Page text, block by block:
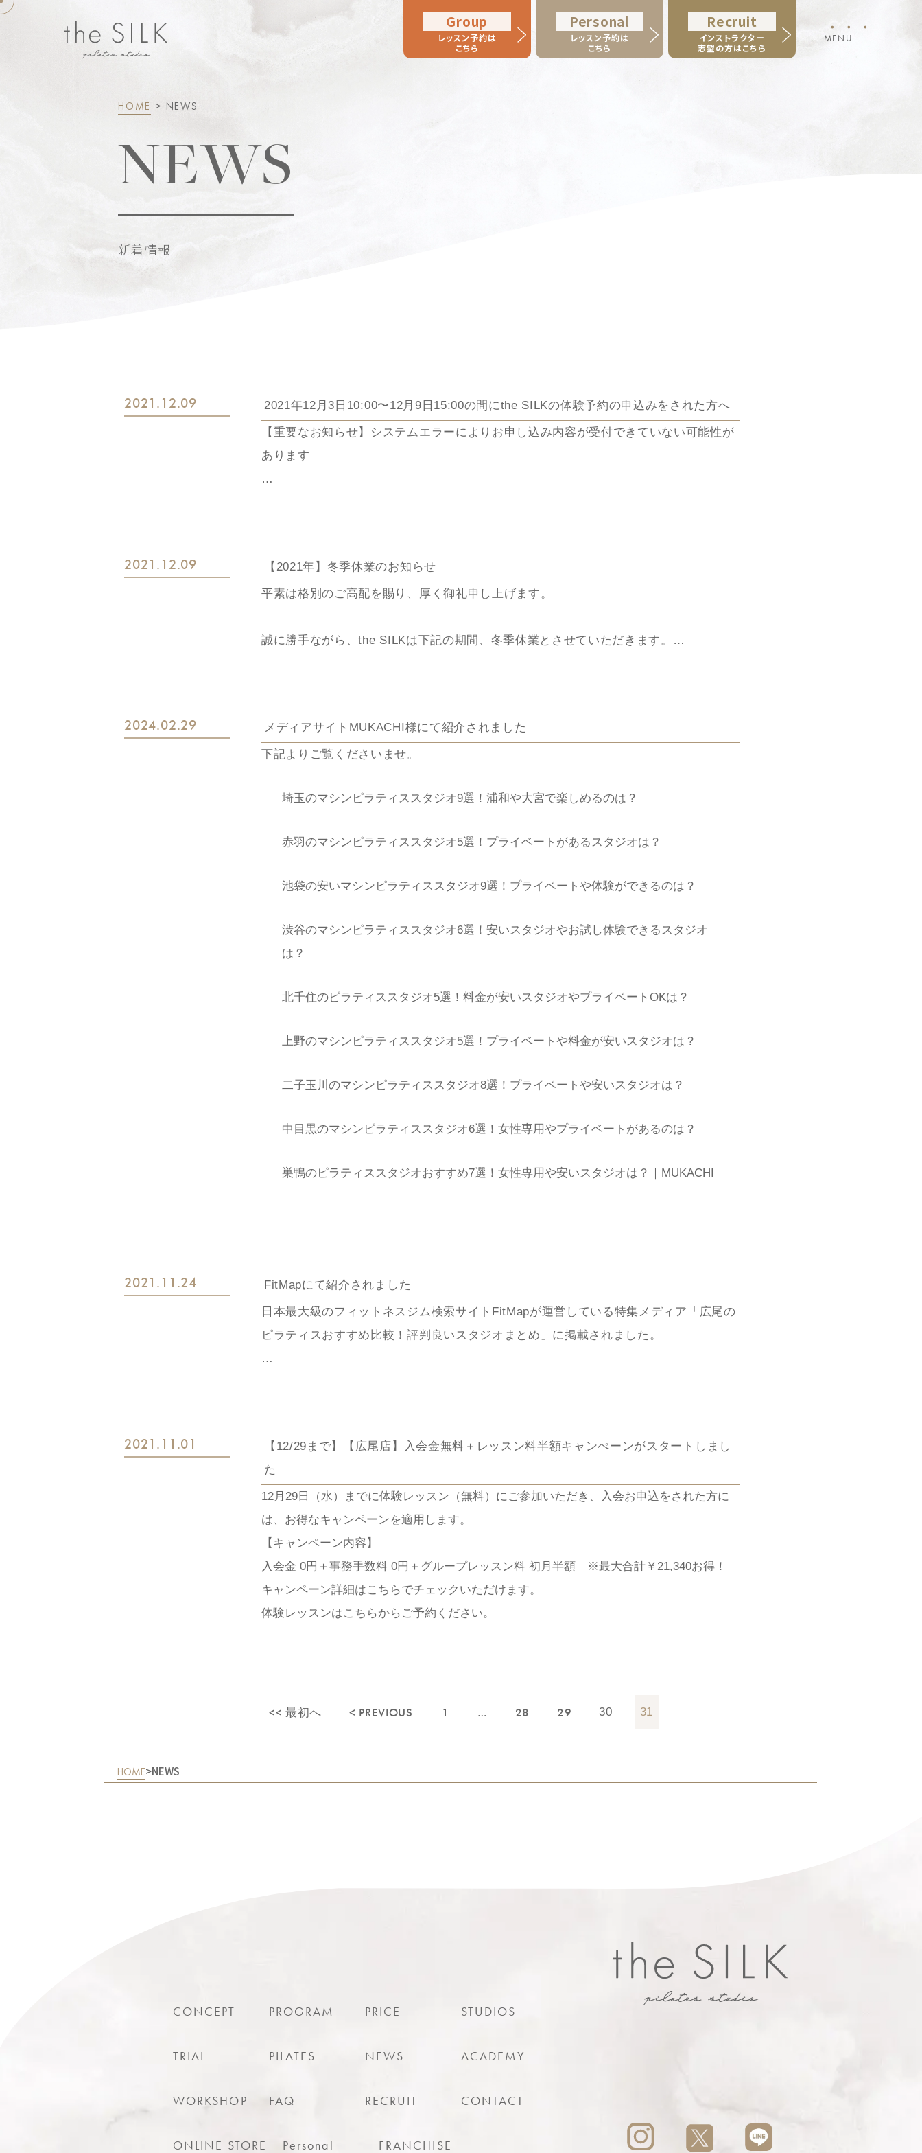
HOME > NEWS
NEWS
新着情報
2021.12.09 2021年12月3日10:00〜12月9日15:00の間にthe SILKの体験予約の申込みをされた方へ
【重要なお知らせ】システムエラーによりお申し込み内容が受付できていない可能性が
あります
※また、これによりお申し込み頂いた方の個人情報の流出などは行っていないことは先
んじて確認ができています
大変お手数ではございますが、再度お申し込みフォームから体験予約をお申し込みいた
だくか、お電話でお申し込みのご連絡をいただきますようお願いいたします。
えいただくと優先的にご予約いただけるようにご案内しております
お申し込みフォーム: https://the-silk.co.jp/wp/contact/
この度はご不便・ご迷惑をおかけいたしまして誠に申し訳ございませんでした。
2021.12.09 【2021年】冬季休業のお知らせ
平素は格別のご高配を賜り、厚く御礼申し上げます。
誠に勝手ながら、the SILKは下記の期間、冬季休業とさせていただきます。
休業期間：2021年12月30日(木)～2022年1月3日（月）
--------------------
休業期間中にいただいたお問い合わせに関しては、1月4日（火）より順次ご対応させて
2024.02.29 メディアサイトMUKACHI様にて紹介されました
下記よりご覧くださいませ。
埼玉のマシンピラティススタジオ9選！浦和や大宮で楽しめるのは？
赤羽のマシンピラティススタジオ5選！プライベートがあるスタジオは？
池袋の安いマシンピラティススタジオ9選！プライベートや体験ができるのは？
渋谷のマシンピラティススタジオ6選！安いスタジオやお試し体験できるスタジオ
は？
北千住のピラティススタジオ5選！料金が安いスタジオやプライベートOKは？
上野のマシンピラティススタジオ5選！プライベートや料金が安いスタジオは？
二子玉川のマシンピラティススタジオ8選！プライベートや安いスタジオは？
中目黒のマシンピラティススタジオ6選！女性専用やプライベートがあるのは？
巣鴨のピラティススタジオおすすめ7選！女性専用や安いスタジオは？｜MUKACHI
2021.11.24 FitMapにて紹介されました
日本最大級のフィットネスジム検索サイトFitMapが運営している特集メディア「広尾の
ピラティスおすすめ比較！評判良いスタジオまとめ」に掲載されました。
2021.11.01
【12/29まで】【広尾店】入会金無料＋レッスン料半額キャンぺーンがスタートしまし
た
12月29日（水）までに体験レッスン（無料）にご参加いただき、入会お申込をされた方に
は、お得なキャンペーンを適用します。
【キャンペーン内容】
入会金 0円＋事務手数料 0円＋グループレッスン料 初月半額 ※最大合計￥21,340お得！
キャンペーン詳細はこちらでチェックいただけます。
体験レッスンはこちらからご予約ください。
<< 最初へ < PREVIOUS 1 … 28 29 30 31
HOME>NEWS
CONCEPT PROGRAM PRICE STUDIOS
TRIAL PILATES NEWS ACADEMY
WORKSHOP FAQ RECRUIT CONTACT
ONLINE STORE Personal FRANCHISE
Group
レッスン予約は
こちら
Personal
レッスン予約は
こちら
Recruit
インストラクター
志望の方はこちら
・・・
MENU